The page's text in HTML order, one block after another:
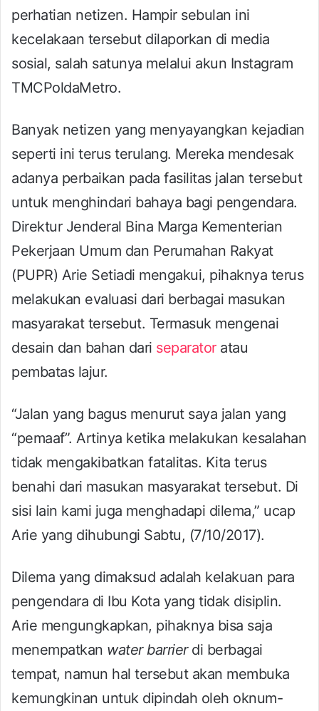
perhatian netizen. Hampir sebulan ini
kecelakaan tersebut dilaporkan di media
sosial, salah satunya melalui akun Instagram
TMCPoldaMetro.
Banyak netizen yang menyayangkan kejadian
seperti ini terus terulang. Mereka mendesak
adanya perbaikan pada fasilitas jalan tersebut
untuk menghindari bahaya bagi pengendara.
Direktur Jenderal Bina Marga Kementerian
Pekerjaan Umum dan Perumahan Rakyat
(PUPR) Arie Setiadi mengakui, pihaknya terus
melakukan evaluasi dari berbagai masukan
masyarakat tersebut. Termasuk mengenai
desain dan bahan dari separatoratau
pembatas lajur.
“Jalan yang bagus menurut saya jalan yang
“pemaaf”. Artinya ketika melakukan kesalahan
tidak mengakibatkan fatalitas. Kita terus
benahi dari masukan masyarakat tersebut. Di
sisi lain kami juga menghadapi dilema,” ucap
Arie yang dihubungi Sabtu, (7/10/2017).
Dilema yang dimaksud adalah kelakuan para
pengendara di Ibu Kota yang tidak disiplin.
Arie mengungkapkan, pihaknya bisa saja
menempatkan water barrierdi berbagai
tempat, namun hal tersebut akan membuka
kemungkinan untuk dipindah oleh oknum-